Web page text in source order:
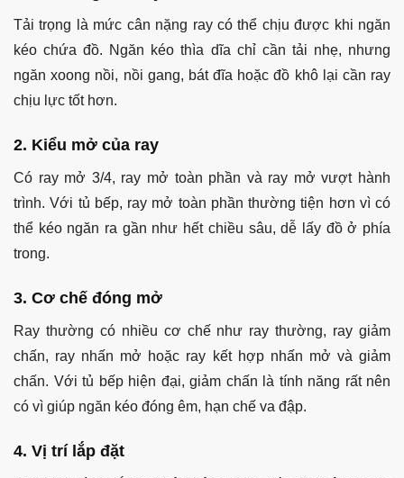
Tải trọng là mức cân nặng ray có thể chịu được khi ngăn
kéo chứa đồ. Ngăn kéo thìa dĩa chỉ cần tải nhẹ, nhưng
ngăn xoong nồi, nồi gang, bát đĩa hoặc đồ khô lại cần ray
chịu lực tốt hơn.
2. Kiểu mở của ray
Có ray mở 3/4, ray mở toàn phần và ray mở vượt hành
trình. Với tủ bếp, ray mở toàn phần thường tiện hơn vì có
thể kéo ngăn ra gần như hết chiều sâu, dễ lấy đồ ở phía
trong.
3. Cơ chế đóng mở
Ray thường có nhiều cơ chế như ray thường, ray giảm
chấn, ray nhấn mở hoặc ray kết hợp nhấn mở và giảm
chấn. Với tủ bếp hiện đại, giảm chấn là tính năng rất nên
có vì giúp ngăn kéo đóng êm, hạn chế va đập.
4. Vị trí lắp đặt